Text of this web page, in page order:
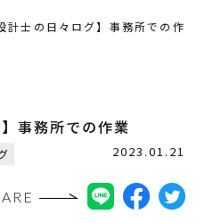
計士の日々ログ】事務所での作
事務所での作業
2023.01.21